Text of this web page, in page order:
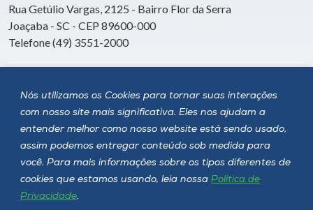
Nós utilizamos os Cookies para tornar suas interações
com nosso site mais significativa. Eles nos ajudam a
entender melhor como nosso website está sendo usado,
assim podemos entregar conteúdo sob medida para
você. Para mais informações sobre os tipos diferentes de
cookies que estamos usando, leia nossa Política de
Privacidade.
Rua Getúlio Vargas, 2125 - Bairro Flor da Serra
Joaçaba - SC - CEP 89600-000
Telefone (49) 3551-2000
Siga a Unoesc